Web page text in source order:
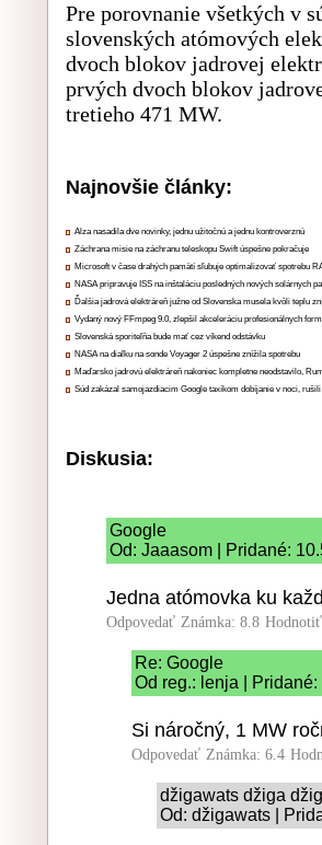
Pre porovnanie všetkých v
slovenských atómových
dvoch blokov jadrovej
prvých dvoch blokov
tretieho 471 MW.
Najnovšie články:
Alza nasadila dve novinky, jednu užitočnú a jednu kontroverznú
Záchrana misie na záchranu teleskopu Swift úspešne pokračuje
Microsoft v čase drahých pamätí sľubuje optimalizovať spotrebu
NASA pripravuje ISS na inštaláciu posledných nových solárnych
Ďalšia jadrová elektráreň južne od Slovenska musela kvôli teplu
Vydaný nový FFmpeg 9.0, zlepšil akceleráciu profesionálnych
Slovenská sporiteľňa bude mať cez víkend odstávku
NASA na diaľku na sonde Voyager 2 úspešne znížila spotrebu
Maďarsko jadrovú elektráreň nakoniec kompletne neodstavilo,
Súd zakázal samojazdiacim Google taxíkom dobíjanie v noci,
Diskusia:
Google
Od: Jaaasom | Pridané:
Jedna atómovka ku
Odpovedať Známka: 8.8
Re: Google
Od reg.: lenja |
Si náročný, 1 MW
Odpovedať Známka: 6.4
džigawats džiga
Od: džigawats |